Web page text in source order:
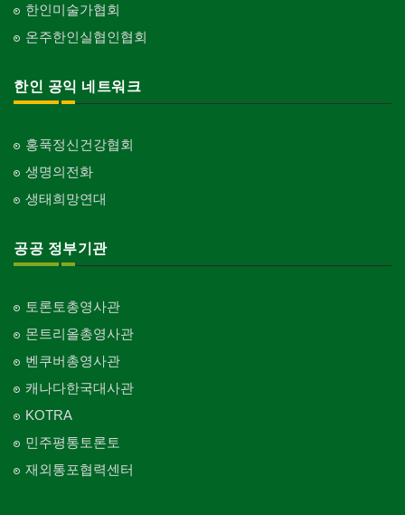
한인미술가협회
온주한인실협인협회
한인 공익 네트워크
홍푹정신건강협회
생명의전화
생태희망연대
공공 정부기관
토론토총영사관
몬트리올총영사관
벤쿠버총영사관
캐나다한국대사관
KOTRA
민주평통토론토
재외통포협력센터